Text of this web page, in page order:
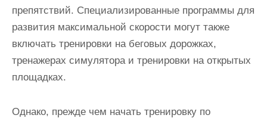
препятствий. Специализированные программы для
развития максимальной скорости могут также
включать тренировки на беговых дорожках,
тренажерах симулятора и тренировки на открытых
площадках.
Однако, прежде чем начать тренировку по